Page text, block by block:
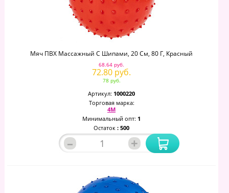
Мяч ПВХ Массажный С Шипами, 20 См, 80 Г, Красный
68.64 руб.
72.80 руб.
78 руб.
Артикул: 1000220
Торговая марка:
4М
Минимальный опт: 1
Остаток : 500
– +